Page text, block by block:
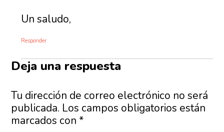
Un saludo,
Responder
Deja una respuesta
Tu dirección de correo electrónico no será
publicada. Los campos obligatorios están
marcados con*